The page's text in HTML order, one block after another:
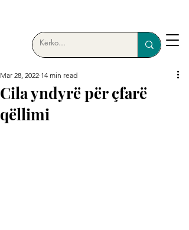
Cila yndyrë për çfarë
qëllimi
Mar 28, 2022 14 min read